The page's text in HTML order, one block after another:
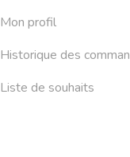
Mon profil
Historique des
Liste de souhaits